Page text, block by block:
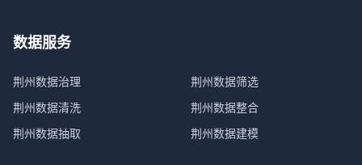
数据服务
荆州数据治理
荆州数据筛选
荆州数据清洗
荆州数据整合
荆州数据抽取
荆州数据建模